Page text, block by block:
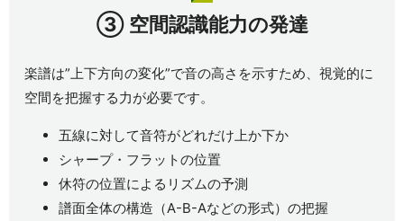
③ 空間認識能力の発達
楽譜は”上下方向の変化”で音の高さを示すため、視覚的に
空間を把握する力が必要です。
五線に対して音符がどれだけ上か下か
シャープ・フラットの位置
休符の位置によるリズムの予測
譜面全体の構造（A-B-Aなどの形式）の把握